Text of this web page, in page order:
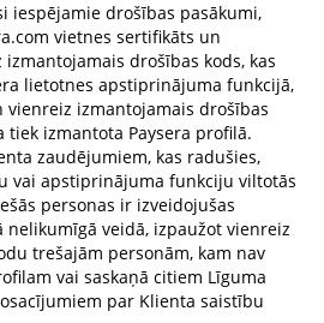
iespējamie drošības pasākumi,
vietnes sertifikāts un
drošības kods, kas
lietotnes apstiprinājuma funkcijā,
izmantojamais drošības
tiek izmantota Paysera profilā.
zaudējumiem, kas radušies,
vai apstiprinājuma funkciju viltotās
personas ir izveidojušas
nelikumīgā veidā, izpaužot vienreiz
trešajām personām, kam nav
vai saskaņā citiem Līguma
par Klienta saistību